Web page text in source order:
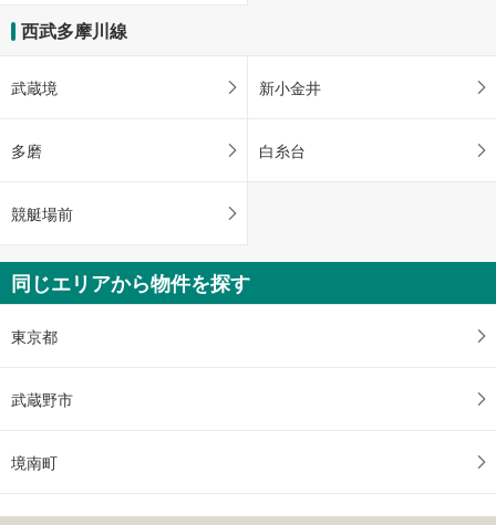
西武多摩川線
武蔵境 新小金井
多磨 白糸台
競艇場前
同じエリアから物件を探す
東京都
武蔵野市
境南町